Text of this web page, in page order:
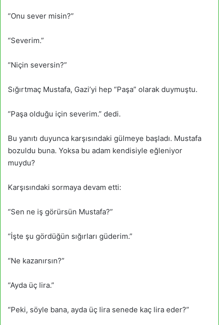
“Onu sever misin?”
“Severim.”
“Niçin seversin?”
Sığırtmaç Mustafa, Gazi’yi hep “Paşa” olarak duymuştu.
“Paşa olduğu için severim.” dedi.
Bu yanıtı duyunca karşısındaki gülmeye başladı. Mustafa
bozuldu buna. Yoksa bu adam kendisiyle eğleniyor
muydu?
Karşısındaki sormaya devam etti:
“Sen ne iş görürsün Mustafa?”
“İşte şu gördüğün sığırları güderim.”
“Ne kazanırsın?”
“Ayda üç lira.”
“Peki, söyle bana, ayda üç lira senede kaç lira eder?”